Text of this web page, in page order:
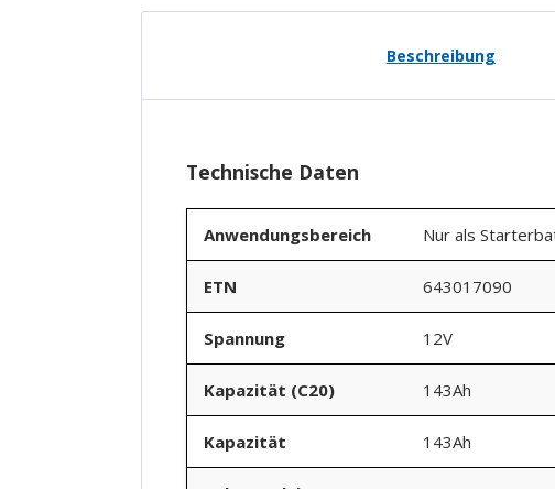
Beschreibung
Technische Daten
Anwendungsbereich Nur als
ETN 643017090
Spannung 12V
Kapazität (C20) 143Ah
Kapazität 143Ah